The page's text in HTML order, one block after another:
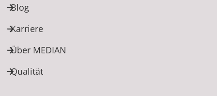
Blog
Karriere
Über MEDIAN
Qualität